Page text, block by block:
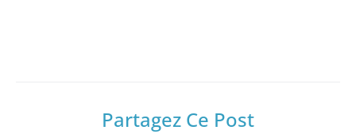
Partagez Ce Post